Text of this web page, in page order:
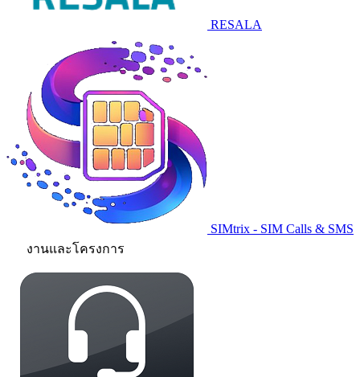
RESALA
SIMtrix - SIM Calls & SMS
งานและโครงการ